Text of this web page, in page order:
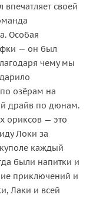
своей
Особая
— он был
чему мы
озёрам на
драйв по дюнам.
ориксов — это
Локи за
каждый
были напитки и
приключений и
Лаки и всей